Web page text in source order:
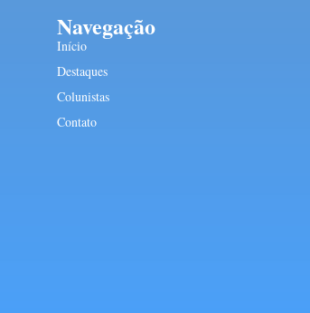
Navegação
Início
Destaques
Colunistas
Contato